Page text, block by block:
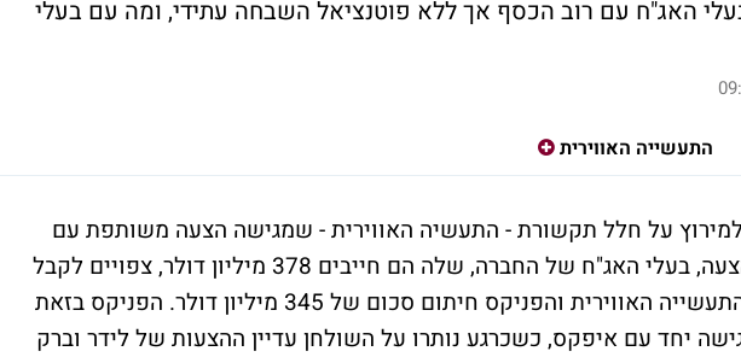
האג"ח עם רוב הכסף אך ללא פוטנציאל השבחה עתידי, ומה עם בעלי
התעשייה האווירית
על חלל תקשורת - התעשיה האווירית - שמגישה הצעה משותפת עם
הפניקס חיתום. לפי ההצעה, בעלי האג"ח של החברה, שלה הם חייבים 378 מיליון דולר, צפויים לקבל
לפי המתווה שמציעות התעשייה האווירית והפניקס חיתום סכום של 345 מיליון דולר. הפניקס בזאת
יחד עם איפקס, כשכרגע נותרו על השולחן עדיין ההצעות של לידר וברק